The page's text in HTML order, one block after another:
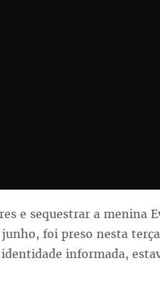
e sequestrar a menina
foi preso nesta
informada,